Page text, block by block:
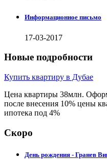
Информационное письмо
17-03-2017
Новые подробности
Купить квартиру в Дубае
Цена квартиры 38млн.
после внесения 10% цены
ипотека под 4%
Скоро
День рождения - Гранев